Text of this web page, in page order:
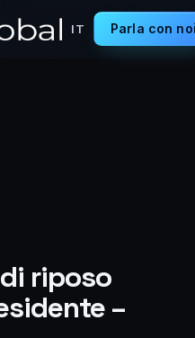
IT Parla con
riposo
–